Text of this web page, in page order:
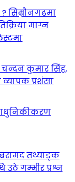
सिम्रौनगढमा
माग्न
चन्दन कुमार सिंह,
प्रशंसा
तथ्याङ्क
उठे गम्भीर प्रश्न